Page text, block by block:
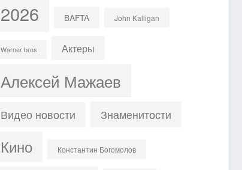
2026 BAFTA John Kalligan
Warner bros Актеры
Алексей Мажаев
Видео новости Знаменитости
Кино Константин Богомолов